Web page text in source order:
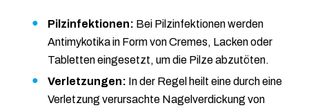
Pilzinfektionen: Bei Pilzinfektionen werden
Antimykotika in Form von Cremes, Lacken oder
Tabletten eingesetzt, um die Pilze abzutöten.
Verletzungen: In der Regel heilt eine durch eine
Verletzung verursachte Nagelverdickung von